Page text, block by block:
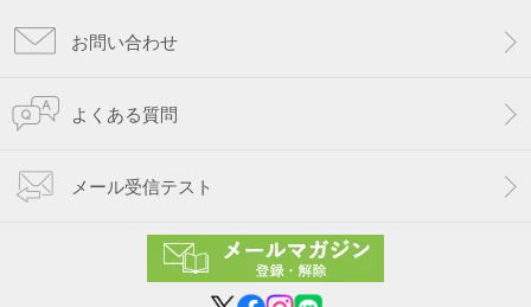
お問い合わせ
よくある質問
メール受信テスト